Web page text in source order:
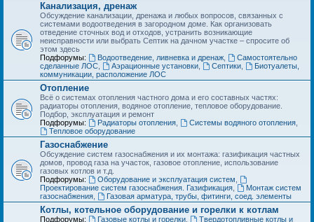
Канализация, дренаж
Обсуждение канализации, дренажа и любых вопросов, связанных с
системами водоотведения в загородном доме. Как организовать
отведение сточных вод и отходов, устранить возникающие
неисправности или выбрать Септик на дачном участке – спросите об
этом здесь
Подфорумы:
Водоотведение, ливневка и дренаж,
Самостоятельно
сделанные ЛОС
Аэрационные установки, Септики,
Биотуалеты,
коммуникации, расположение ЛОС
Отопление
Всё о системах отопления частного дома и его составных частях:
радиаторы отопления, водяное отопление, тепловое оборудование.
Подбор, эксплуатация и ремонт
Подфорумы:
Радиаторы отопления, Системы водяного отопления,
Тепловое оборудование
Газоснабжение
Обсуждение систем газоснабжения и их монтажа: газификация частных
домов, провод газа на участок, газовое отопление, использование
газовых котлов и т.д.
Подфорумы:
Оборудование и эксплуатация систем
Проектирование систем газоснабжения. Газификация
Монтаж систем
газоснабжения
Газовая арматура, трубы, фитинги, соед. элементы
Котлы, котельное оборудование и горелки к котлам
Подфорумы: Газовые котлы и горелки,
Твердотопливные котлы и